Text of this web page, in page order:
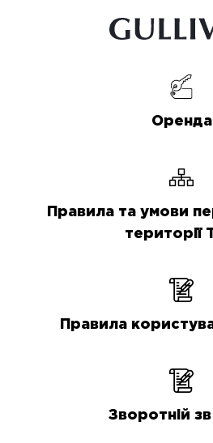
Оренда
Правила та умови
території
Правила
Зворотній